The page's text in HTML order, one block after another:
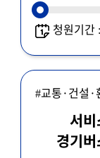
파주시
주
청원기
#교통·건설·
서비
경기버